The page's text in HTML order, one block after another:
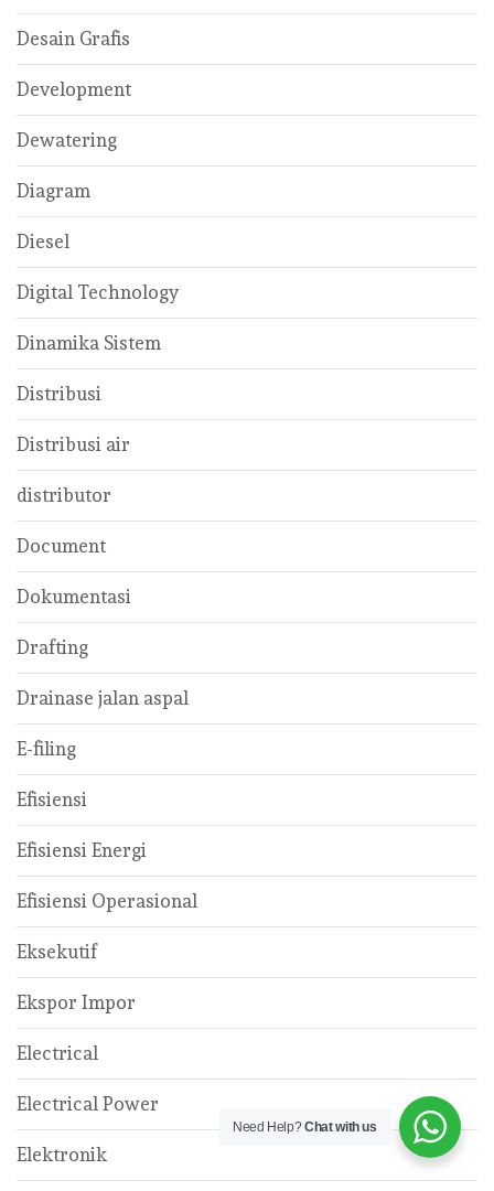
Desain Grafis
Development
Dewatering
Diagram
Diesel
Digital Technology
Dinamika Sistem
Distribusi
Distribusi air
distributor
Document
Dokumentasi
Drafting
Drainase jalan aspal
E-filing
Efisiensi
Efisiensi Energi
Efisiensi Operasional
Eksekutif
Ekspor Impor
Electrical
Electrical Power
Elektronik
Need Help?Chat with us